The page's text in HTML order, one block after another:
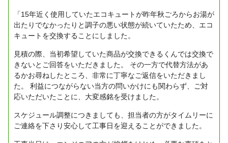
「15年近く使用していたエコキュートが昨年秋ごろからお湯が
出たりでなかったりと調子の悪い状態が続いていたため、エコ
キュートを交換することにしました。
見積の際、当初希望していた商品が交換できるくんでは交換で
きないとご回答をいただきました。
その一方で代替方法があ
るかお尋ねしたところ、非常に丁寧なご返信をいただきまし
た。
利益につながらない当方の問いかけにも関わらず、ご対
応いただいたことに、大変感銘を受けました。
スケジュール調整につきましても、担当者の方がタイムリーに
ご連絡を下さり安心して工事日を迎えることができました。